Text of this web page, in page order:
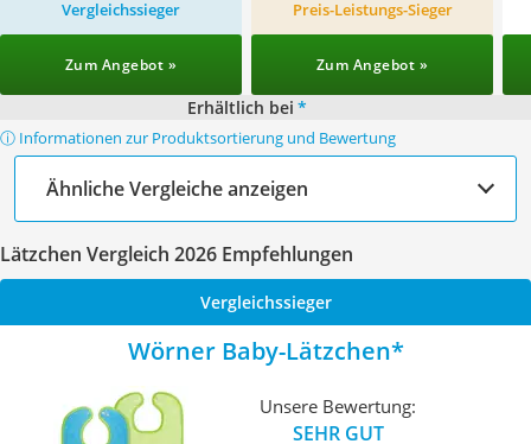
Vergleichssieger
Zum Angebot »
Preis-Leistungs-Sieger
Zum Angebot »
Erhältlich bei *
ⓘ Informationen zur Produktsortierung und Bewertung
Ähnliche Vergleiche anzeigen
Lätzchen Vergleich 2026 Empfehlungen
Vergleichssieger
Wörner Baby-Lätzchen
Unsere Bewertung:
SEHR GUT